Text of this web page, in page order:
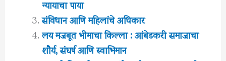
संविधान आणि महिलांचे अधिकार
लय मजबूत भीमाचा किल्ला : आंबेडकरी समाजाचा
शौर्य, संघर्ष आणि स्वाभिमान